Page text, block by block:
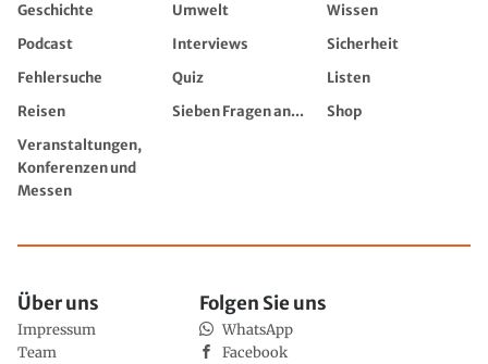
Geschichte Umwelt
Wissen
Podcast
Interviews
Sicherheit
Fehlersuche
Quiz
Listen
Reisen
Sieben Fragen an...
Shop
Veranstaltungen,
Konferenzen und
Messen
Über uns
Impressum
Team
Folgen Sie uns
WhatsApp
Facebook